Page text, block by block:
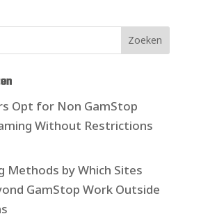
Zoeken
Opt for Non GamStop
Without Restrictions
Methods by Which Sites
GamStop Work Outside